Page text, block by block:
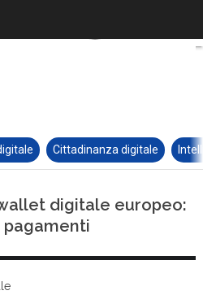
Cittadinanza digitale
digitale europeo: